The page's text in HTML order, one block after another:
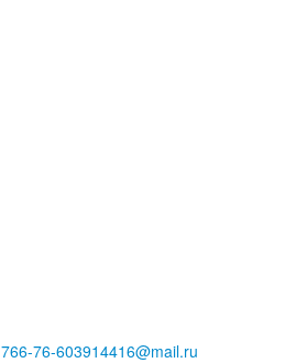
766-76-603914416@mail.ru